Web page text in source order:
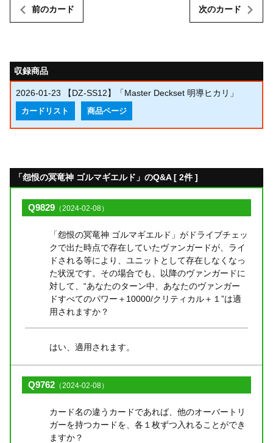
前のカード 次のカード
収録商品
2026-01-23 【DZ-SS12】「Master Deckset 明導ヒカリ」
カードリスト 商品ページ
「怨恨の冥竜神 ゴルマギエルド」のQ&A [ 2件 ]
Q9829 （2024-02-08）
「怨恨の冥竜神 ゴルマギエルド」がドライブチェッ
クで出た時点で存在していたヴァンガードが、ライ
ドされる等により、ユニットとして存在しなくなっ
た状況です。その場合でも、以降のヴァンガードに
対して、“あなたのターン中、あなたのヴァンガー
ドすべてのパワー＋10000/クリティカル＋１”は適
用されますか？
はい、適用されます。
Q9762 （2024-02-08）
カード名の違うカードであれば、他のオーバートリ
ガーを持つカードを、各１枚ずつ入れることができ
ますか？